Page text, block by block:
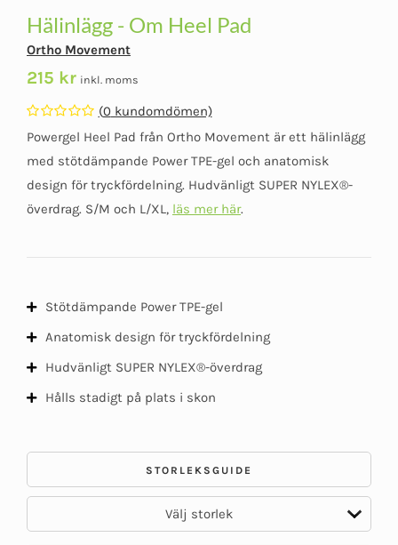
Hälinlägg - Om Heel Pad
Ortho Movement
215 kr inkl. moms
Betygsatt
0
av
(0kundomdömen)
Powergel Heel Pad från Ortho Movement är ett hälinlägg
med stötdämpande Power TPE-gel och anatomisk
design för tryckfördelning. Hudvänligt SUPER NYLEX®-
överdrag. S/M och L/XL, läs mer här.
Stötdämpande Power TPE-gel
Anatomisk design för tryckfördelning
Hudvänligt SUPER NYLEX®-överdrag
Hålls stadigt på plats i skon
STORLEKSGUIDE